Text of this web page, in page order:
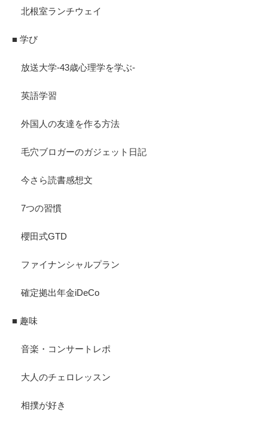
北根室ランチウェイ
■ 学び
放送大学-43歳心理学を学ぶ-
英語学習
外国人の友達を作る方法
毛穴ブロガーのガジェット日記
今さら読書感想文
7つの習慣
櫻田式GTD
ファイナンシャルプラン
確定拠出年金iDeCo
■ 趣味
音楽・コンサートレポ
大人のチェロレッスン
相撲が好き